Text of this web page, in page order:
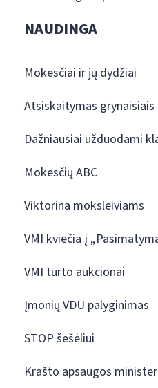
NAUDINGA
Mokesčiai ir jų dydžiai
Atsiskaitymas grynaisiais
Dažniausiai užduodami
Mokesčių ABC
Viktorina moksleiviams
VMI kviečia į
VMI turto aukcionai
Įmonių VDU palyginimas
STOP šešėliui
Krašto apsaugos